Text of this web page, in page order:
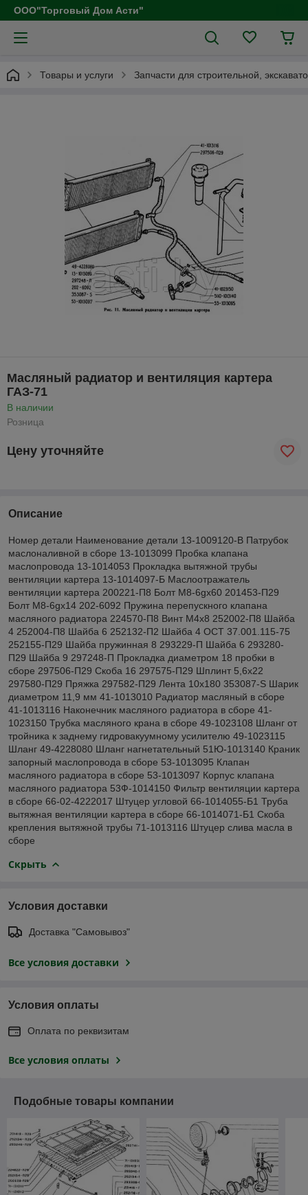
ООО"Торговый Дом Асти"
Товары и услуги Запчасти для строительной,
Масляный радиатор и вентиляция картера
ГАЗ-71
В наличии
Розница
Цену уточняйте
Описание
Номер детали Наименование детали 13-1009120-В Патрубок
маслоналивной в сборе 13-1013099 Пробка клапана
маслопровода 13-1014053 Прокладка вытяжной трубы
вентиляции картера 13-1014097-Б Маслоотражатель
вентиляции картера 200221-П8 Болт М8-6gх60 201453-П29
Болт М8-6gх14 202-6092 Пружина перепускного клапана
масляного радиатора 224570-П8 Винт М4х8 252002-П8 Шайба
4 252004-П8 Шайба 6 252132-П2 Шайба 4 ОСТ 37.001.115-75
252155-П29 Шайба пружинная 8 293229-П Шайба 6 293280-
П29 Шайба 9 297248-П Прокладка диаметром 18 пробки в
сборе 297506-П29 Скоба 16 297575-П29 Шплинт 5,6х22
297580-П29 Пряжка 297582-П29 Лента 10х180 353087-S Шарик
диаметром 11,9 мм 41-1013010 Радиатор масляный в сборе
41-1013116 Наконечник масляного радиатора в сборе 41-
1023150 Трубка масляного крана в сборе 49-1023108 Шланг от
тройника к заднему гидровакуумному усилителю 49-1023115
Шланг 49-4228080 Шланг нагнетательный 51Ю-1013140 Краник
запорный маслопровода в сборе 53-1013095 Клапан
масляного радиатора в сборе 53-1013097 Корпус клапана
масляного радиатора 53Ф-1014150 Фильтр вентиляции картера
в сборе 66-02-4222017 Штуцер угловой 66-1014055-Б1 Труба
вытяжная вентиляции картера в сборе 66-1014071-Б1 Скоба
крепления вытяжной трубы 71-1013116 Штуцер слива масла в
сборе
Скрыть
Условия доставки
Доставка "Самовывоз"
Все условия доставки
Условия оплаты
Оплата по реквизитам
Все условия оплаты
Подобные товары компании